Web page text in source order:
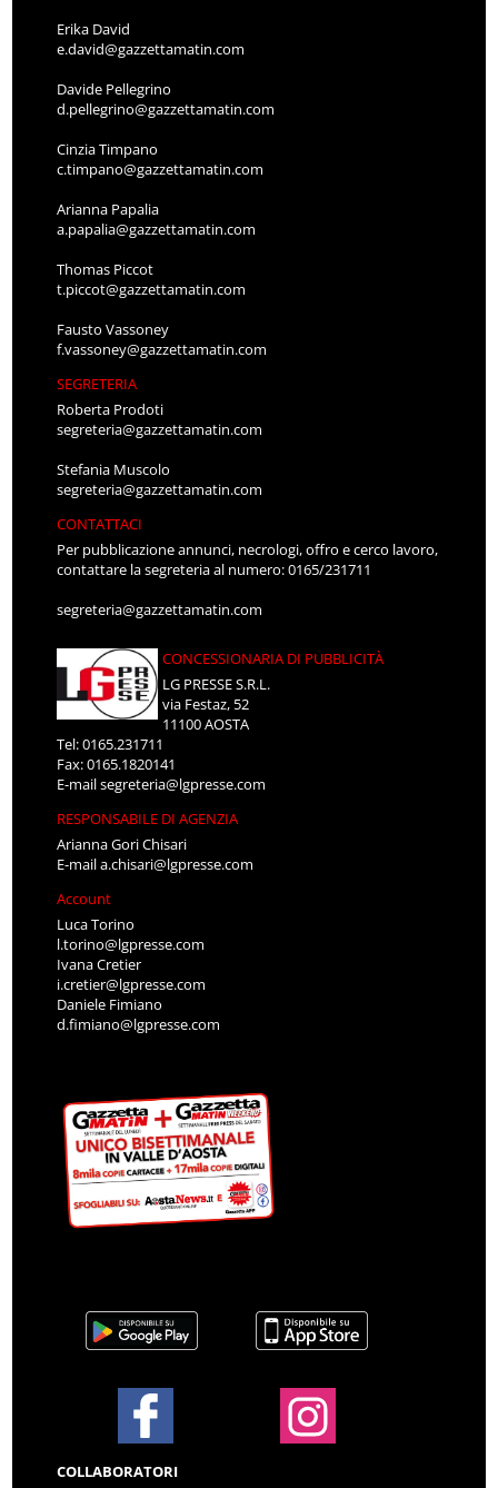
Erika David
e.david@gazzettamatin.com
Davide Pellegrino
d.pellegrino@gazzettamatin.com
Cinzia Timpano
c.timpano@gazzettamatin.com
Arianna Papalia
a.papalia@gazzettamatin.com
Thomas Piccot
t.piccot@gazzettamatin.com
Fausto Vassoney
f.vassoney@gazzettamatin.com
SEGRETERIA
Roberta Prodoti
segreteria@gazzettamatin.com
Stefania Muscolo
segreteria@gazzettamatin.com
CONTATTACI
Per pubblicazione annunci, necrologi, offro e cerco lavoro,
contattare la segreteria al numero: 0165/231711
segreteria@gazzettamatin.com
CONCESSIONARIA DI PUBBLICITÀ
LG PRESSE S.R.L.
via Festaz, 52
11100 AOSTA
Tel: 0165.231711
Fax: 0165.1820141
E-mailsegreteria@lgpresse.com
RESPONSABILE DI AGENZIA
Arianna Gori Chisari
E-maila.chisari@lgpresse.com
Account
Luca Torino
l.torino@lgpresse.com
Ivana Cretier
i.cretier@lgpresse.com
Daniele Fimiano
d.fimiano@lgpresse.com
COLLABORATORI